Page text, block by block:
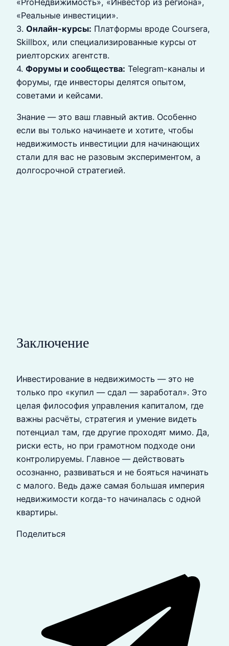
«ProНедвижимость», «Инвестор из региона»,
«Реальные инвестиции».
3. Онлайн-курсы: Платформы вроде Coursera,
Skillbox, или специализированные курсы от
риелторских агентств.
4. Форумы и сообщества: Telegram-каналы и
форумы, где инвесторы делятся опытом,
советами и кейсами.
Знание — это ваш главный актив. Особенно
если вы только начинаете и хотите, чтобы
недвижимость инвестиции для начинающих
стали для вас не разовым экспериментом, а
долгосрочной стратегией.
Заключение
Инвестирование в недвижимость — это не
только про «купил — сдал — заработал». Это
целая философия управления капиталом, где
важны расчёты, стратегия и умение видеть
потенциал там, где другие проходят мимо. Да,
риски есть, но при грамотном подходе они
контролируемы. Главное — действовать
осознанно, развиваться и не бояться начинать
с малого. Ведь даже самая большая империя
недвижимости когда-то начиналась с одной
квартиры.
Поделиться